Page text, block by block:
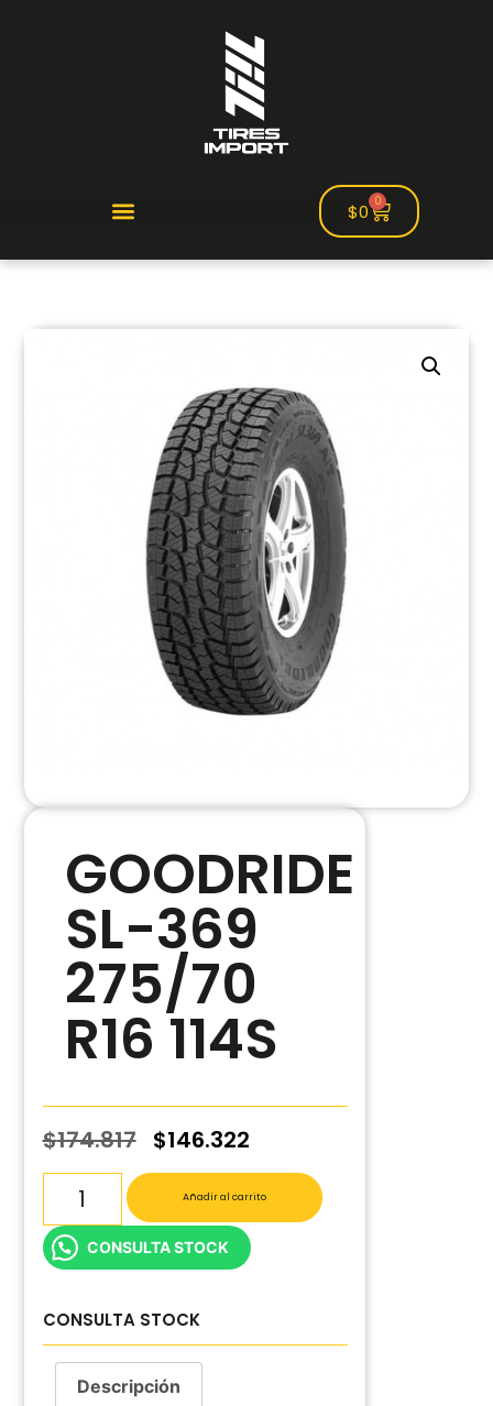
$0 0
GOODRIDE
SL-369
275/70
R16 114S
$174.817 $146.322
Añadir al carrito
CONSULTA STOCK
CONSULTA STOCK
Descripción